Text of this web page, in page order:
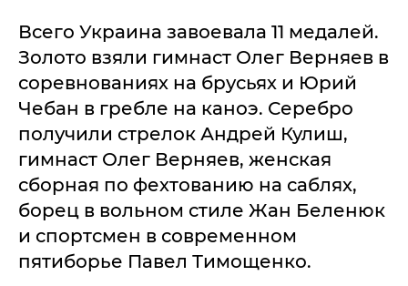
Всего Украина завоевала 11 медалей.
Золото взяли гимнаст Олег Верняев в
соревнованиях на брусьях и Юрий
Чебан в гребле на каноэ. Серебро
получили стрелок Андрей Кулиш,
гимнаст Олег Верняев, женская
сборная по фехтованию на саблях,
борец в вольном стиле Жан Беленюк
и спортсмен в современном
пятиборье Павел Тимощенко.